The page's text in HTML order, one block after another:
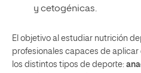
y cetogénicas.
El objetivo al estudiar nutrición
profesionales capaces de
los distintos tipos de deporte: